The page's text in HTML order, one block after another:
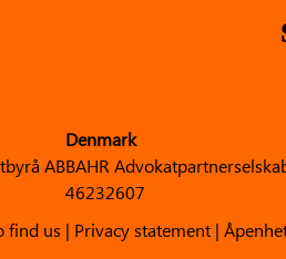
AB
Denmark
BAHR
46232607
find us | Privacy statement |